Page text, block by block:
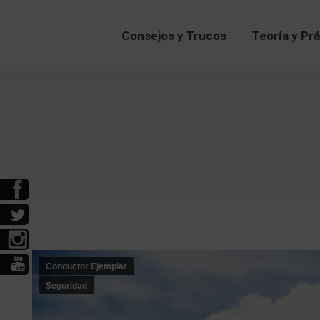
Consejos y Trucos Teoría y
Conductor Ejemplar
Seguridad
Consejos y Trucos Teoría y